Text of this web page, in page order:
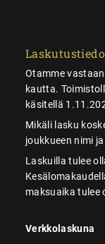
Otamme
kautta.
käsitellä
Mikäli lasku
joukkueen nimi
Laskuilla tulee
maksuaika tulee
Verkkolaskuna